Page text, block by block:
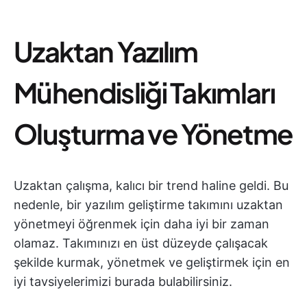
Uzaktan Yazılım
Mühendisliği Takımları
Oluşturma ve Yönetme
Uzaktan çalışma, kalıcı bir trend haline geldi. Bu
nedenle, bir yazılım geliştirme takımını uzaktan
yönetmeyi öğrenmek için daha iyi bir zaman
olamaz. Takımınızı en üst düzeyde çalışacak
şekilde kurmak, yönetmek ve geliştirmek için en
iyi tavsiyelerimizi burada bulabilirsiniz.